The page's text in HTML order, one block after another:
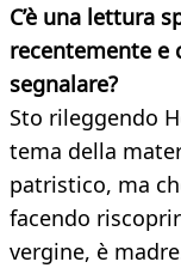
C’è una lettura
recentemente e
segnalare?
Sto rileggendo
tema della
patristico, ma
facendo
vergine, è